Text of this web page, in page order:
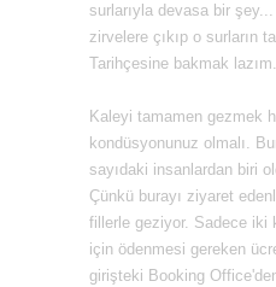
surlarıyla devasa bir
zirvelere çıkıp o surların
Tarihçesine bakmak
Kaleyi tamamen gezmek
kondüsyonunuz olmalı.
sayıdaki insanlardan biri
Çünkü burayı ziyaret
fillerle geziyor. Sadece iki
için ödenmesi gereken
girişteki Booking